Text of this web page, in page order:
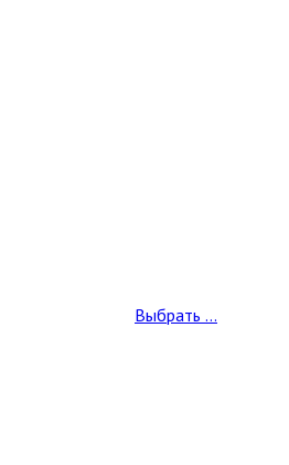
Выбрать ...